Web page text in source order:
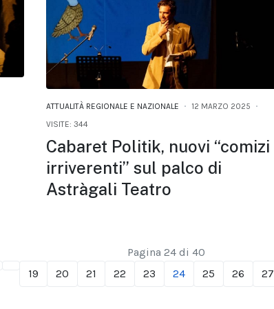
ATTUALITÀ REGIONALE E NAZIONALE
12 MARZO 2025
VISITE: 344
Cabaret Politik, nuovi “comizi
irriverenti” sul palco di
Astràgali Teatro
19 20 21 22 23 24 25 26 27
Pagina 24 di 40